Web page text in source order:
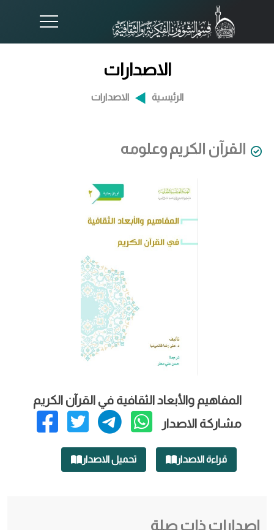
الاصدارات
الرئيسية الاصدارات
القرآن الكريم وعلومه
المفاهيم والأبعاد الثقافية في القرآن الكريم
مشاركة الاصدار
قراءة الاصدار تحميل الاصدار
إصدارات ذات صلة